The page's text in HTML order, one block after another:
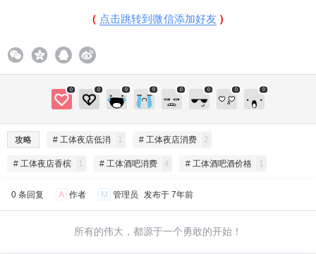
（ 点击跳转到微信添加好友 ）
0 0 0 0 0 0 0 0
攻略 # 工体夜店低消 1 # 工体夜店消费 2
# 工体夜店香槟 1 # 工体酒吧消费 4 # 工体酒吧酒价格 1
0 条回复 A 作者 M 管理员 发布于 7年前
所有的伟大，都源于一个勇敢的开始！